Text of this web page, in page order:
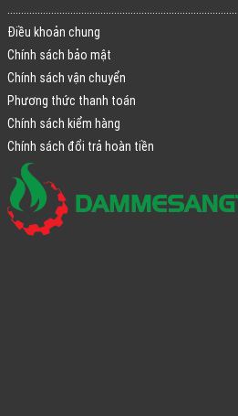
Điều khoản chung
Chính sách bảo mật
Chính sách vận chuyển
Phương thức thanh toán
Chính sách kiểm hàng
Chính sách đổi trả hoàn tiền